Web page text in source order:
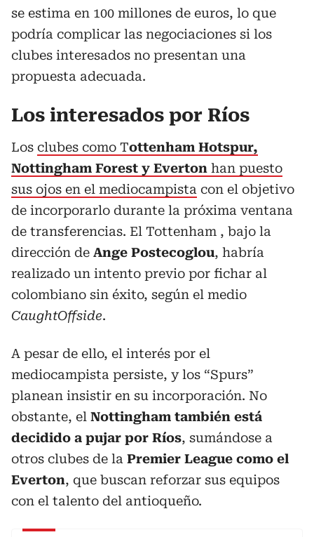
se estima en 100 millones de euros, lo que
podría complicar las negociaciones si los
clubes interesados no presentan una
propuesta adecuada.
Los interesados por Ríos
Los clubes como Tottenham Hotspur,
Nottingham Forest y Everton han puesto
sus ojos en el mediocampista con el objetivo
de incorporarlo durante la próxima ventana
de transferencias. El Tottenham , bajo la
dirección de Ange Postecoglou, habría
realizado un intento previo por fichar al
colombiano sin éxito, según el medio
CaughtOffside.
A pesar de ello, el interés por el
mediocampista persiste, y los “Spurs”
planean insistir en su incorporación. No
obstante, el Nottingham también está
decidido a pujar por Ríos, sumándose a
otros clubes de la Premier League como el
Everton, que buscan reforzar sus equipos
con el talento del antioqueño.